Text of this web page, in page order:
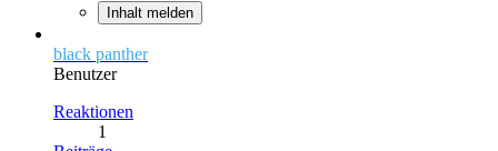
Inhalt melden
black panther
Benutzer
Reaktionen
1